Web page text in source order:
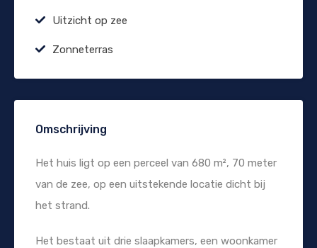
Uitzicht op zee
Zonneterras
Omschrijving
Het huis ligt op een perceel van 680 m², 70 meter
van de zee, op een uitstekende locatie dicht bij
het strand.
Het bestaat uit drie slaapkamers, een woonkamer